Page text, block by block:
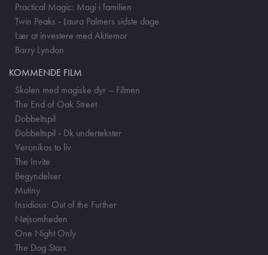
Practical Magic: Magi i familien
Twin Peaks - Laura Palmers sidste dage
Lær at investere med Aktiemor
Barry Lyndon
KOMMENDE FILM
Skolen med magiske dyr – Filmen
The End of Oak Street
Dobbeltspil
Dobbeltspil - Dk undertekster
Veronikas to liv
The Invite
Begyndelser
Mutiny
Insidious: Out of the Further
Nøjsomheden
One Night Only
The Dog Stars